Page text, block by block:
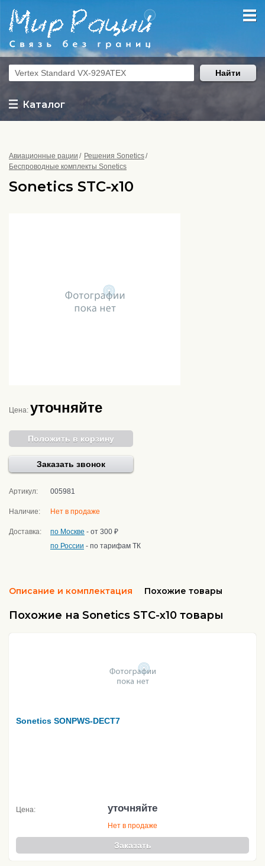
Каталог
Найти
Авиационные рации
Решения Sonetics
Беспроводные комплекты Sonetics
Sonetics STC-x10
Цена: уточняйте
Положить в корзину
Заказать звонок
Артикул: 005981
Наличие: Нет в продаже
Доставка: по Москве - от 300 ₽
по России - по тарифам ТК
Описание и комплектация Похожие товары
Похожие на Sonetics STC-x10 товары
Sonetics SONPWS-DECT7
Цена: уточняйте
Нет в продаже
Заказать